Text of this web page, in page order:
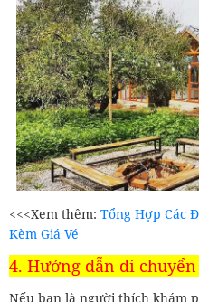
<<<Xem thêm: Tổng Hợp Các
Kèm Giá Vé
4. Hướng dẫn di
Nếu bạn là người thích khám